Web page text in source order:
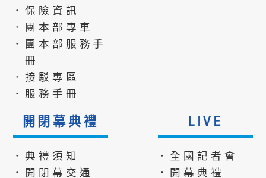
．保險資訊
．團本部專車
．團本部服務手
冊
．接駁專區
．服務手冊
開閉幕典禮
．典禮須知
．開閉幕交通
LIVE
．全國記者會
．開幕典禮